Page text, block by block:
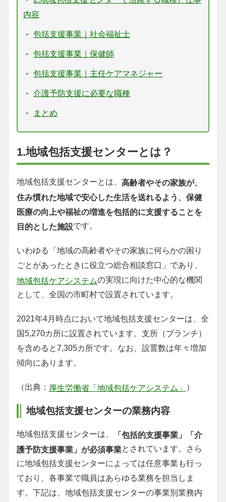
内容
包括支援事業｜社会福祉士
包括支援事業｜保健師
包括支援事業｜主任ケアマネジャー
介護予防支援に必要な職種
まとめ
1.地域包括支援センターとは？
地域包括支援センターとは、 高齢者やその家族が、
住み慣れた地域で安心した生活を送れるよう、保健
医療の向上や福祉の増進を包括的に支援することを
目的とした施設です。
いわゆる「地域の高齢者やその家族に何らかの困り
ごとがあったときに役立つ総合相談窓口」であり、
地域包括ケアシステムの実現に向けた中心的な機関
として、全国の市町村で設置されています。
2021年4月時点において地域包括支援センターは、全
国5,270カ所に設置されています。支所（ブランチ）
を含めると7,305カ所です。なお、設置数は年々増加
傾向にあります。
（出典： 厚生労働省「地域包括ケアシステム」 ）
地域包括支援センターの業務内容
地域包括支援センターは、
「包括的支援事業」「介
護予防支援事業」が必須事業とされています。さら
に地域包括支援センターによっては任意事業も行っ
ており、各事業で職員はあらゆる業務を担当しま
す。下記は、地域包括支援センターの事業別業務内